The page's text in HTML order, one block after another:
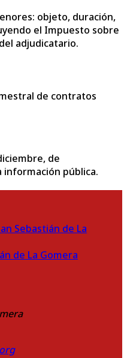
objeto, duración,
el Impuesto sobre
adjudicatario.
de contratos
de
información pública.
de La Gomera